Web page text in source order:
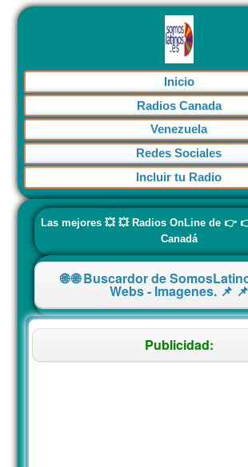
Inicio
Radios Canada
Venezuela
Redes Sociales
Incluir tu Radio
Las mejores 💥 💥 Radios OnLine de 👉
Canadá
🌐 🌐 Buscardor de
Webs - Imagenes. 📌 📌
Publicidad: